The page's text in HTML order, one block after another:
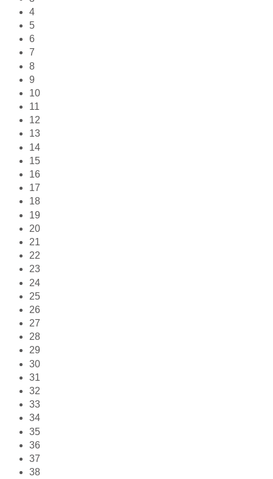
4
5
6
7
8
9
10
11
12
13
14
15
16
17
18
19
20
21
22
23
24
25
26
27
28
29
30
31
32
33
34
35
36
37
38